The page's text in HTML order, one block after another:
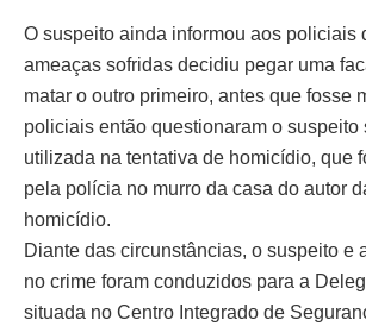
O suspeito ainda informou aos policiais
ameaças sofridas decidiu pegar uma
matar o outro primeiro, antes que fosse
policiais então questionaram o suspeito
utilizada na tentativa de homicídio, que
pela polícia no murro da casa do autor
homicídio.
Diante das circunstâncias, o suspeito e
no crime foram conduzidos para a
situada no Centro Integrado de